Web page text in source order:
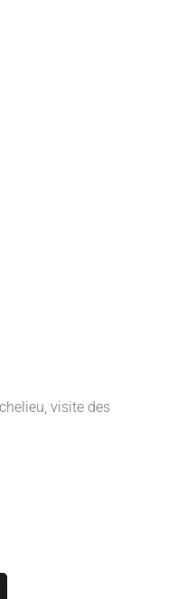
visite des